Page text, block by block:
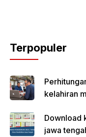
Terpopuler
kelahiran
Download
jawa